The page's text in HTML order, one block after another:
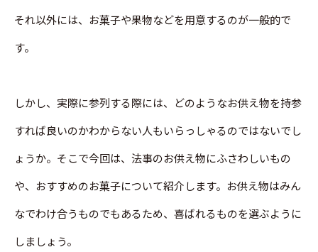
それ以外には、お菓子や果物などを用意するのが一般的で
す。
しかし、実際に参列する際には、どのようなお供え物を持参
すれば良いのかわからない人もいらっしゃるのではないでし
ょうか。そこで今回は、法事のお供え物にふさわしいもの
や、おすすめのお菓子について紹介します。お供え物はみん
なでわけ合うものでもあるため、喜ばれるものを選ぶように
しましょう。